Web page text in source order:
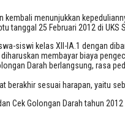
kembali menunjukkan
tanggal 25 Februari 2012 di UKS
siswi kelas XII-IA.1 dengan
membayar biaya
Darah berlangsung, rasa
berakhir sesuai harapan, yaitu
Cek Golongan Darah tahun